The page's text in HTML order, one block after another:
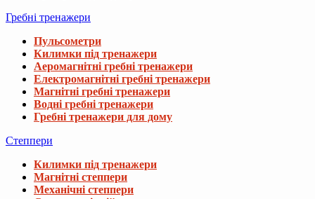
Гребні тренажери
Пульсометри
Килимки під тренажери
Аеромагнітні гребні тренажери
Електромагнітні гребні тренажери
Магнітні гребні тренажери
Водні гребні тренажери
Гребні тренажери для дому
Степпери
Килимки під тренажери
Магнітні степпери
Механічні степпери